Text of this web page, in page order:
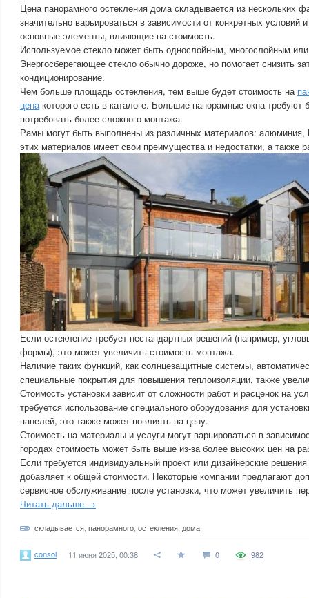
Цена панорамного остекления дома складывается из нескольких
значительно варьироваться в зависимости от конкретных условий
основные элементы, влияющие на стоимость.
Используемое стекло может быть однослойным, многослойным
Энергосберегающее стекло обычно дороже, но помогает снизить
кондиционирование.
Чем больше площадь остекления, тем выше будет стоимость на
ценакоторого есть в каталоге. Большие панорамные окна требуют
потребовать более сложного монтажа.
Рамы могут быть выполнены из различных материалов:
этих материалов имеет свои преимущества и недостатки, а также
Если остекление требует нестандартных решений (например,
формы), это может увеличить стоимость монтажа.
Наличие таких функций, как солнцезащитные системы,
специальные покрытия для повышения теплоизоляции, также
Стоимость установки зависит от сложности работ и расценок на
требуется использование специального оборудования для
панелей, это также может повлиять на цену.
Стоимость на материалы и услуги могут варьироваться в
городах стоимость может быть выше из-за более высоких цен на
Если требуется индивидуальный проект или дизайнерские
добавляет к общей стоимости. Некоторые компании предлагают
сервисное обслуживание после установки, что может увеличить
Читать дальше →
складывается панорамного остекления дома
consol 11 июня 2025, 00:38 0 982